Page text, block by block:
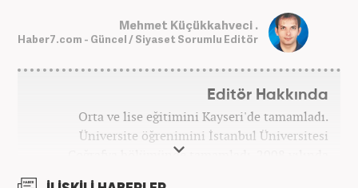
Mehmet Küçükkahveci .
Haber7.com - Güncel / Siyaset Sorumlu Editör
Editör Hakkında
Orta ve lise eğitimini Kayseri'de tamamladı.
Üniversite öğrenimini İstanbul Üniversitesi
Coğrafya bölümünde tamamladı. 2008 yılında